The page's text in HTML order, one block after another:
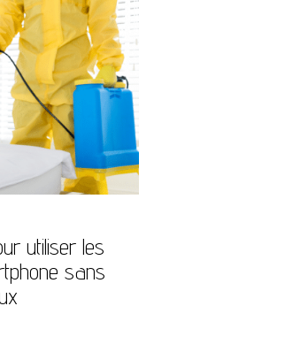
utiliser les
sans